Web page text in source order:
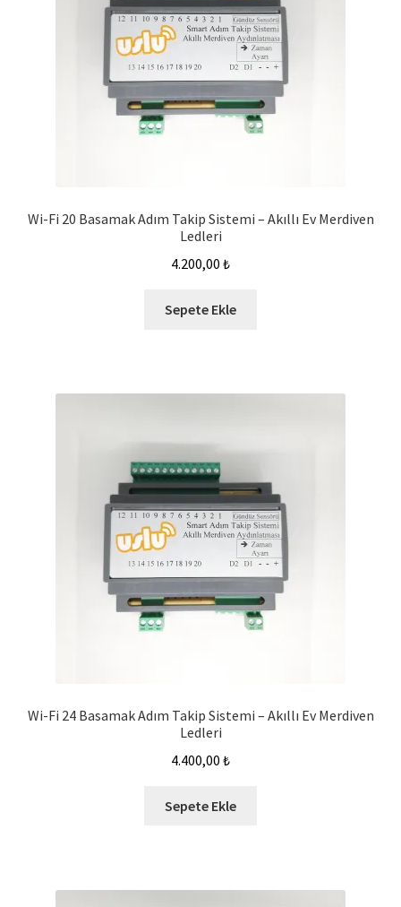
Wi-Fi 20 Basamak Adım Takip Sistemi – Akıllı Ev Merdiven
Ledleri
4.200,00 ₺
Sepete Ekle
Wi-Fi 24 Basamak Adım Takip Sistemi – Akıllı Ev Merdiven
Ledleri
4.400,00 ₺
Sepete Ekle